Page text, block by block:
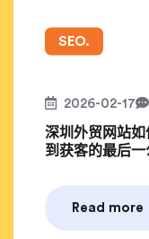
SEO.
2026-02-17
深圳外贸网站如
到获客的最后一
Read more